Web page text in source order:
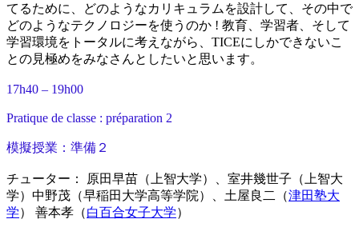
てるために、どのようなカリキュラムを設計して、その中で
どのようなテクノロジーを使うのか ! 教育、学習者、そして
学習環境をトータルに考えながら、TICEにしかできないこ
との見極めをみなさんとしたいと思います。
17h40 – 19h00
Pratique de classe : préparation 2
模擬授業：準備２
チューター： 原田早苗（上智大学）、室井幾世子（上智大
学）中野茂（早稲田大学高等学院）、土屋良二（津田塾大
学） 善本孝（白百合女子大学）